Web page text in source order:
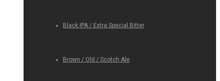
Black IPA / Extra Special Bitter
Brown / Old / Scotch Ale